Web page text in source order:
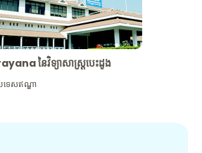
នៃវិទ្យាសាស្រ្តបេះដូង
ទេសឥណ្ឌា